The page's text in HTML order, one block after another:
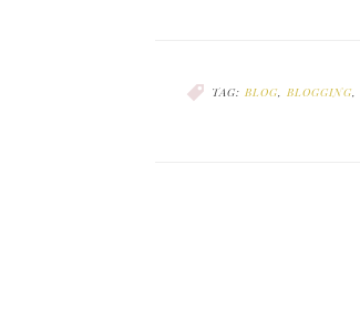
TAG: BLOG, BLOGGING,